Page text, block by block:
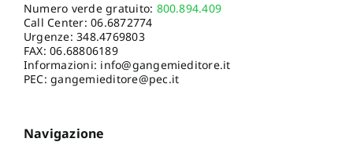
Numero verde gratuito: 800.894.409
Call Center:06.6872774
Urgenze:348.4769803
FAX: 06.68806189
Informazioni: info@gangemieditore.it
PEC: gangemieditore@pec.it
Navigazione